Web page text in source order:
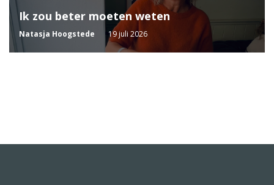
Ik zou beter moeten weten
Natasja Hoogstede 19 juli 2026